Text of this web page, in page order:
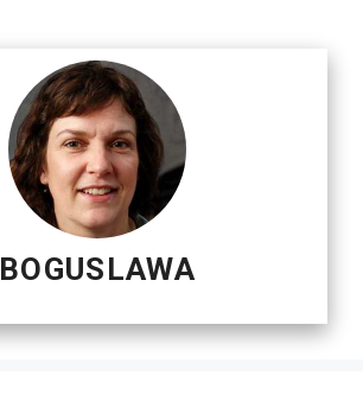
BOGUSLAWA